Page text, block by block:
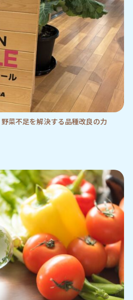
菜不足を解決する品種改良の力